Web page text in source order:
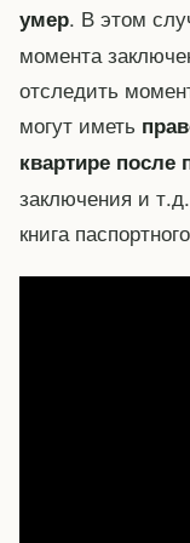
умер. В этом
момента
отследить
могут иметь
квартире после
заключения и
книга